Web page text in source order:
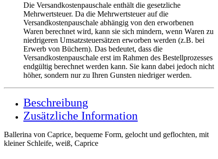
Die Versandkostenpauschale enthält die gesetzliche
Mehrwertsteuer. Da die Mehrwertsteuer auf die
Versandkostenpauschale abhängig von den erworbenen
Waren berechnet wird, kann sie sich mindern, wenn Waren zu
niedrigeren Umsatzsteuersätzen erworben werden (z.B. bei
Erwerb von Büchern). Das bedeutet, dass die
Versandkostenpauschale erst im Rahmen des Bestellprozesses
endgültig berechnet werden kann. Sie kann dabei jedoch nicht
höher, sondern nur zu Ihren Gunsten niedriger werden.
Beschreibung
Zusätzliche Information
Ballerina von Caprice, bequeme Form, gelocht und geflochten, mit
kleiner Schleife, weiß, Caprice